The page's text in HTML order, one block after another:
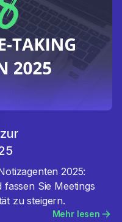
2025:
Sie Meetings
zu steigern.
Mehr lesen